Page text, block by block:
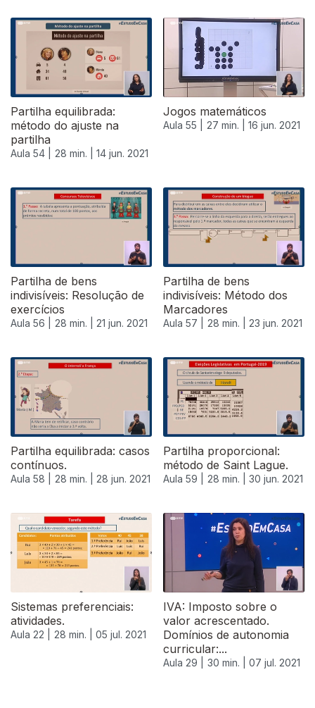
Partilha equilibrada:
método do ajuste na
partilha
Aula 54 | 28 min. | 14 jun. 2021
Jogos matemáticos
Aula 55 | 27 min. | 16 jun. 2021
Partilha de bens
indivisíveis: Resolução de
exercícios
Aula 56 | 28 min. | 21 jun. 2021
Partilha de bens
indivisíveis: Método dos
Marcadores
Aula 57 | 28 min. | 23 jun. 2021
Partilha equilibrada: casos
contínuos.
Aula 58 | 28 min. | 28 jun. 2021
Partilha proporcional:
método de Saint Lague.
Aula 59 | 28 min. | 30 jun. 2021
554516
Sistemas preferenciais:
atividades.
Aula 22 | 28 min. | 05 jul. 2021
IVA: Imposto sobre o
valor acrescentado.
Domínios de autonomia
curricular:...
Aula 29 | 30 min. | 07 jul. 2021